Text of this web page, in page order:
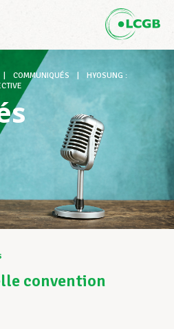
DE
COMMUNIQUÉS
HYOSUNG :
convention